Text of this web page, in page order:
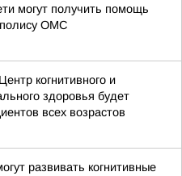
могут получить помощь
ОМС
когнитивного и
здоровья будет
всех возрастов
развивать когнитивные